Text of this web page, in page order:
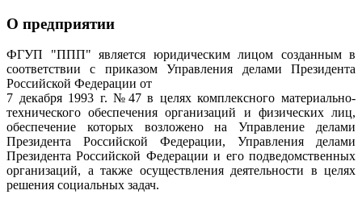
О предприятии
ФГУП "ППП" является юридическим лицом созданным в
соответствии с приказом Управления делами Президента
Российской Федерации от
7 декабря 1993 г. №47 в целях комплексного материально-
технического обеспечения организаций и физических лиц,
обеспечение которых возложено на Управление делами
Президента Российской Федерации, Управления делами
Президента Российской Федерации и его подведомственных
организаций, а также осуществления деятельности в целях
решения социальных задач.